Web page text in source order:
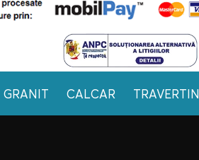
GRANIT CALCAR TRAVERTIN